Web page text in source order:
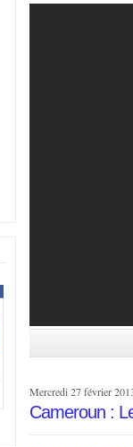
Mercredi 27 février
Cameroun :